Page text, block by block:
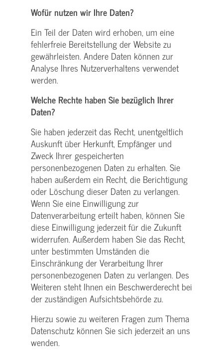
Wofür nutzen wir Ihre Daten?
Ein Teil der Daten wird erhoben, um eine
fehlerfreie Bereitstellung der Website zu
gewährleisten. Andere Daten können zur
Analyse Ihres Nutzerverhaltens verwendet
werden.
Welche Rechte haben Sie bezüglich Ihrer
Daten?
Sie haben jederzeit das Recht, unentgeltlich
Auskunft über Herkunft, Empfänger und
Zweck Ihrer gespeicherten
personenbezogenen Daten zu erhalten. Sie
haben außerdem ein Recht, die Berichtigung
oder Löschung dieser Daten zu verlangen.
Wenn Sie eine Einwilligung zur
Datenverarbeitung erteilt haben, können Sie
diese Einwilligung jederzeit für die Zukunft
widerrufen. Außerdem haben Sie das Recht,
unter bestimmten Umständen die
Einschränkung der Verarbeitung Ihrer
personenbezogenen Daten zu verlangen. Des
Weiteren steht Ihnen ein Beschwerderecht bei
der zuständigen Aufsichtsbehörde zu.
Hierzu sowie zu weiteren Fragen zum Thema
Datenschutz können Sie sich jederzeit an uns
wenden.